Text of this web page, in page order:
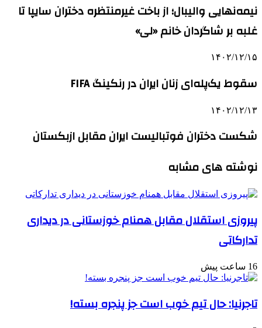
نیمه‌نهایی والیبال؛ از باخت غیرمنتظره دختران سایپا تا
غلبه بر شاگردان خانم «لی»
۱۴۰۲/۱۲/۱۵
سقوط یک‌پله‌ای زنان ایران در رنکینگ FIFA
۱۴۰۲/۱۲/۱۳
شکست دختران فوتبالیست ایران مقابل ازبکستان
نوشته های مشابه
پیروزی استقلال مقابل همنام خوزستانی در دیداری
تدارکاتی
16 ساعت پیش
تاجرنیا: حال تیم خوب است جز پنجره بسته!